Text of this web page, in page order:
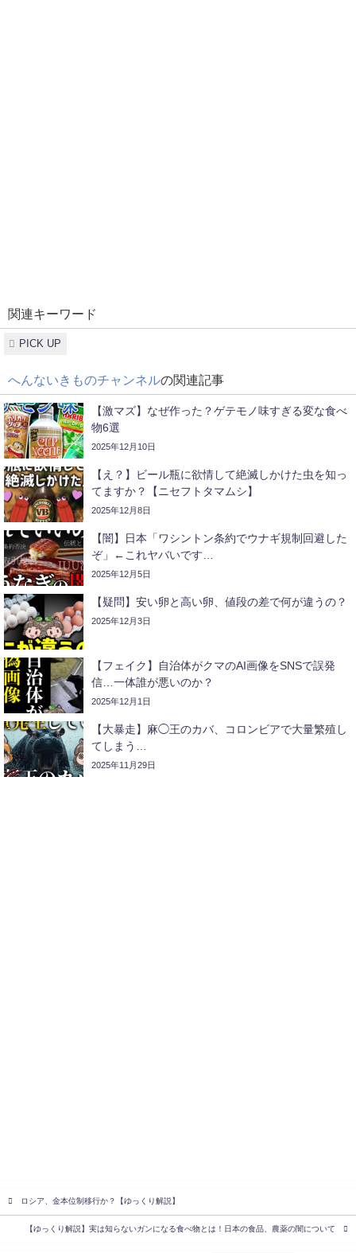
関連キーワード
PICK UP
へんないきものチャンネルの関連記事
【激マズ】なぜ作った？ゲテモノ味すぎる変な食べ
物6選
2025年12月10日
【え？】ビール瓶に欲情して絶滅しかけた虫を知っ
てますか？【ニセフトタマムシ】
2025年12月8日
【闇】日本「ワシントン条約でウナギ規制回避した
ぞ」←これヤバいです…
2025年12月5日
【疑問】安い卵と高い卵、値段の差で何が違うの？
2025年12月3日
【フェイク】自治体がクマのAI画像をSNSで誤発
信…一体誰が悪いのか？
2025年12月1日
【大暴走】麻◯王のカバ、コロンビアで大量繁殖し
てしまう…
2025年11月29日
ロシア、金本位制移行か？【ゆっくり解説】
【ゆっくり解説】実は知らないガンになる食べ物とは！日本の食品、農薬の闇について